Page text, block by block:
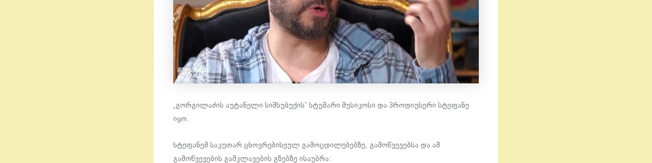
„გორგილაძის აუტანელი სიმსუბუქის“ სტუმარი მუსიკოსი და პროდიუსერი სტეფანე
იყო.
სტეფანემ საკუთარ ცხოვრებისეულ გამოცდილებებზე, გამოწვევებსა და ამ
გამოწვევების გამკლავების გზებზე ისაუბრა: